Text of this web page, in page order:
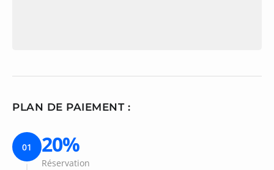
PLAN DE PAIEMENT :
01 20%
Réservation